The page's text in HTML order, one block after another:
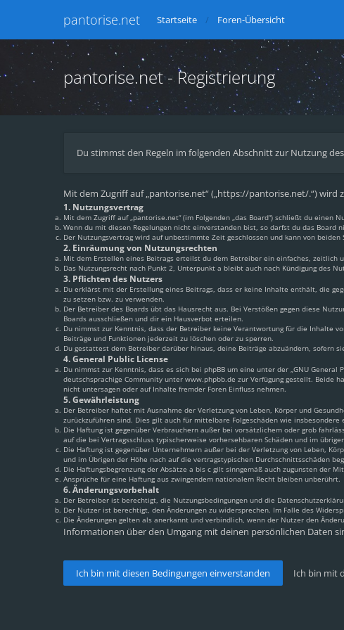
pantorise.net Startseite Foren-Übersicht
pantorise.net - Registrierung
Du stimmst den Regeln im folgenden Abschnitt zur Nutzung
Mit dem Zugriff auf „pantorise.net“ („https://pantorise.net/.“)
1. Nutzungsvertrag
Mit dem Zugriff auf „pantorise.net“ (im Folgenden „das Board“) schließt du einen
Wenn du mit diesen Regelungen nicht einverstanden bist, so darfst du das
Der Nutzungsvertrag wird auf unbestimmte Zeit geschlossen und kann von
2. Einräumung von Nutzungsrechten
Mit dem Erstellen eines Beitrags erteilst du dem Betreiber ein einfaches, zeitlich
Das Nutzungsrecht nach Punkt 2, Unterpunkt a bleibt auch nach Kündigung des
3. Pflichten des Nutzers
Du erklärst mit der Erstellung eines Beitrags, dass er keine Inhalte enthält, die
zu setzen bzw. zu verwenden.
Der Betreiber des Boards übt das Hausrecht aus. Bei Verstößen gegen diese
Boards ausschließen und dir ein Hausverbot erteilen.
Du nimmst zur Kenntnis, dass der Betreiber keine Verantwortung für die Inhalte
Beiträge und Funktionen jederzeit zu löschen oder zu sperren.
Du gestattest dem Betreiber darüber hinaus, deine Beiträge abzuändern, sofern
4. General Public License
Du nimmst zur Kenntnis, dass es sich bei phpBB um eine unter der „GNU General
deutschsprachige Community unter www.phpbb.de zur Verfügung gestellt. Beide
nicht untersagen oder auf Inhalte fremder Foren Einfluss nehmen.
5. Gewährleistung
Der Betreiber haftet mit Ausnahme der Verletzung von Leben, Körper und
zurückzuführen sind. Dies gilt auch für mittelbare Folgeschäden wie insbesondere
Die Haftung ist gegenüber Verbrauchern außer bei vorsätzlichem oder grob
auf die bei Vertragsschluss typischerweise vorhersehbaren Schäden und im
Die Haftung ist gegenüber Unternehmern außer bei der Verletzung von Leben,
und im Übrigen der Höhe nach auf die vertragstypischen Durchschnittsschäden
Die Haftungsbegrenzung der Absätze a bis c gilt sinngemäß auch zugunsten der
Ansprüche für eine Haftung aus zwingendem nationalem Recht bleiben unberührt.
6. Änderungsvorbehalt
Der Betreiber ist berechtigt, die Nutzungsbedingungen und die
Der Nutzer ist berechtigt, den Änderungen zu widersprechen. Im Falle des
Die Änderungen gelten als anerkannt und verbindlich, wenn der Nutzer den
Informationen über den Umgang mit deinen persönlichen Daten